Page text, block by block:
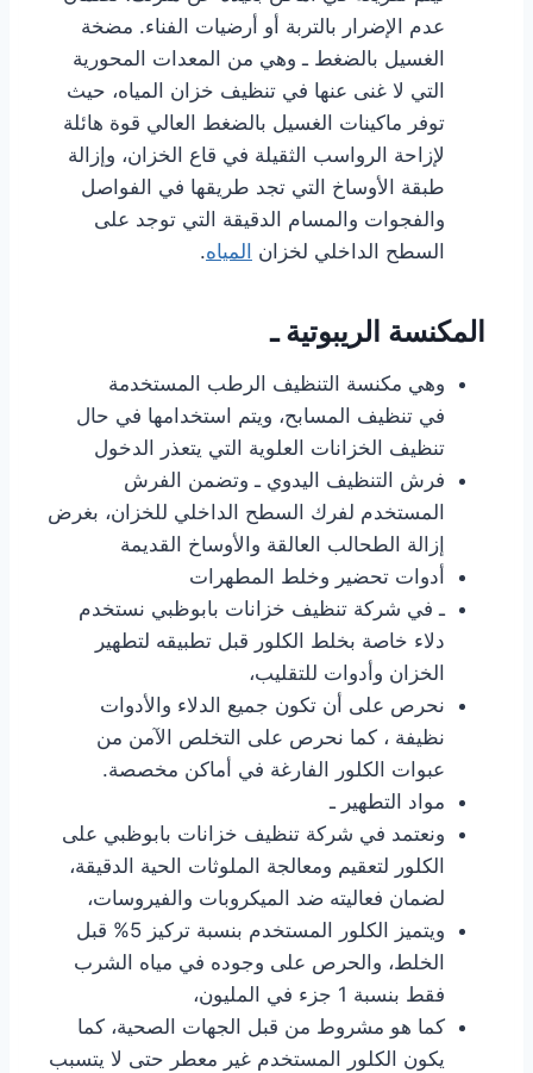
عدم الإضرار بالتربة أو أرضيات الفناء. مضخة
الغسيل بالضغط ـ وهي من المعدات المحورية
التي لا غنى عنها في تنظيف خزان المياه، حيث
توفر ماكينات الغسيل بالضغط العالي قوة هائلة
لإزاحة الرواسب الثقيلة في قاع الخزان، وإزالة
طبقة الأوساخ التي تجد طريقها في الفواصل
والفجوات والمسام الدقيقة التي توجد على
السطح الداخلي لخزان المياه.
المكنسة الريبوتية ـ
وهي مكنسة التنظيف الرطب المستخدمة
في تنظيف المسابح، ويتم استخدامها في حال
تنظيف الخزانات العلوية التي يتعذر الدخول
فرش التنظيف اليدوي ـ وتضمن الفرش
المستخدم لفرك السطح الداخلي للخزان، بغرض
إزالة الطحالب العالقة والأوساخ القديمة
أدوات تحضير وخلط المطهرات
ـ في شركة تنظيف خزانات بابوظبي نستخدم
دلاء خاصة بخلط الكلور قبل تطبيقه لتطهير
الخزان وأدوات للتقليب،
نحرص على أن تكون جميع الدلاء والأدوات
نظيفة ، كما نحرص على التخلص الآمن من
عبوات الكلور الفارغة في أماكن مخصصة.
مواد التطهير ـ
ونعتمد في شركة تنظيف خزانات بابوظبي على
الكلور لتعقيم ومعالجة الملوثات الحية الدقيقة،
لضمان فعاليته ضد الميكروبات والفيروسات،
ويتميز الكلور المستخدم بنسبة تركيز 5% قبل
الخلط، والحرص على وجوده في مياه الشرب
فقط بنسبة 1 جزء في المليون،
كما هو مشروط من قبل الجهات الصحية، كما
يكون الكلور المستخدم غير معطر حتى لا يتسبب